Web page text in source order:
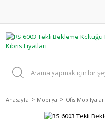
Anasayfa Mobilya Ofis Mobilyaları